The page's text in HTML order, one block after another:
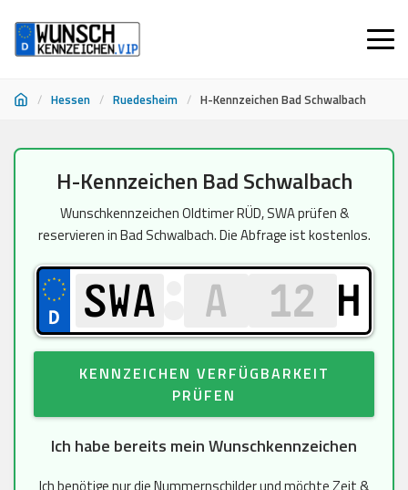
/ Hessen / Ruedesheim / H-Kennzeichen Bad Schwalbach
springen
H-Kennzeichen Bad Schwalbach
Wunschkennzeichen Oldtimer RÜD, SWA prüfen &
reservieren in Bad Schwalbach. Die Abfrage ist kostenlos.
H
KENNZEICHEN VERFÜGBARKEIT
PRÜFEN
Ich habe bereits mein Wunschkennzeichen